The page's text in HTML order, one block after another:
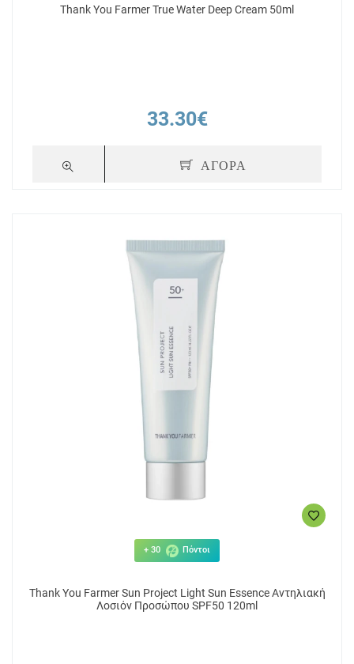
Thank You Farmer True Water Deep Cream 50ml
33.30€
ΑΓΟΡΑ
+ 30 Πόντοι
Thank You Farmer Sun Project Light Sun Essence Αντηλιακή
Λοσιόν Προσώπου SPF50 120ml